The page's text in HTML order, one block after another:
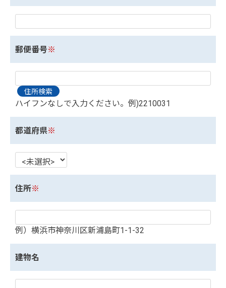
郵便番号※
ハイフンなしで入力ください。例)2210031
都道府県※
住所※
例）横浜市神奈川区新浦島町1-1-32
建物名